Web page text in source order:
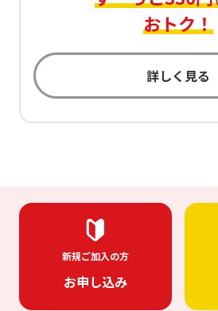
おトク！
詳しく見る
新規ご加入の方
お申し込み